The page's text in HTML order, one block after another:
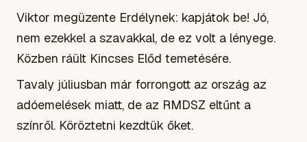
Viktor megüzente Erdélynek: kapjátok be! Jó,
nem ezekkel a szavakkal, de ez volt a lényege.
Közben ráült Kincses Előd temetésére.
Tavaly júliusban már forrongott az ország az
adóemelések miatt, de az RMDSZ eltűnt a
színről. Köröztetni kezdtük őket.